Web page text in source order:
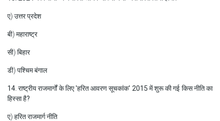
ए) उत्तर प्रदेश
बी) महाराष्ट्र
सी) बिहार
डी) पश्चिम बंगाल
14. राष्ट्रीय राजमार्गों के लिए 'हरित आवरण सूचकांक' 2015 में शुरू की गई किस नीति का
हिस्सा है?
ए) हरित राजमार्ग नीति